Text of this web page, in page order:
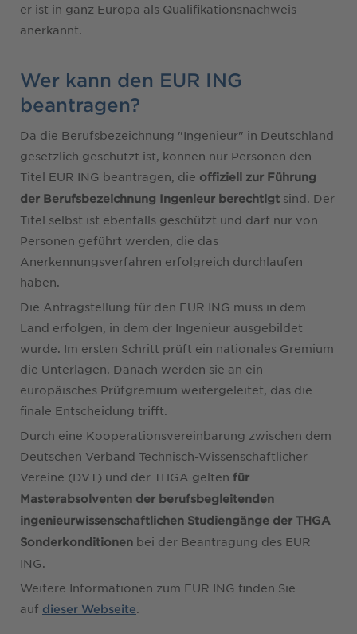
er ist in ganz Europa als Qualifikationsnachweis
anerkannt.
Wer kann den EUR ING
beantragen?
Da die Berufsbezeichnung "Ingenieur" in Deutschland
gesetzlich geschützt ist, können nur Personen den
Titel EUR ING beantragen, die offiziell zur Führung
der Berufsbezeichnung Ingenieur berechtigt sind. Der
Titel selbst ist ebenfalls geschützt und darf nur von
Personen geführt werden, die das
Anerkennungsverfahren erfolgreich durchlaufen
haben.
Die Antragstellung für den EUR ING muss in dem
Land erfolgen, in dem der Ingenieur ausgebildet
wurde. Im ersten Schritt prüft ein nationales Gremium
die Unterlagen. Danach werden sie an ein
europäisches Prüfgremium weitergeleitet, das die
finale Entscheidung trifft.
Durch eine Kooperationsvereinbarung zwischen dem
Deutschen Verband Technisch-Wissenschaftlicher
Vereine (DVT) und der THGA gelten für
Masterabsolventen der berufsbegleitenden
ingenieurwissenschaftlichen Studiengänge der THGA
Sonderkonditionen bei der Beantragung des EUR
ING.
Weitere Informationen zum EUR ING finden Sie
auf dieser Webseite.